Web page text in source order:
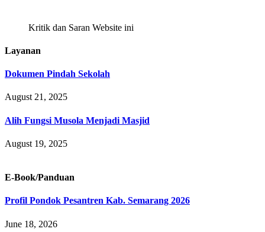
Kritik dan Saran Website ini
Layanan
Dokumen Pindah Sekolah
August 21, 2025
Alih Fungsi Musola Menjadi Masjid
August 19, 2025
E-Book/Panduan
Profil Pondok Pesantren Kab. Semarang 2026
June 18, 2026